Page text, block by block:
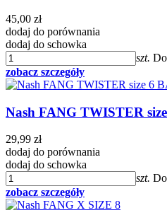
45,00 zł
dodaj do porównania
dodaj do schowka
szt.
zobacz szczegóły
Nash FANG TWISTER
29,99 zł
dodaj do porównania
dodaj do schowka
szt.
zobacz szczegóły